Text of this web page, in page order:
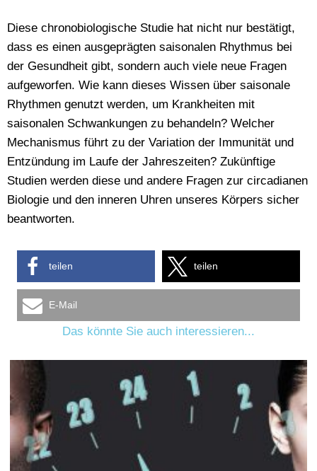
Diese chronobiologische Studie hat nicht nur bestätigt,
dass es einen ausgeprägten saisonalen Rhythmus bei
der Gesundheit gibt, sondern auch viele neue Fragen
aufgeworfen. Wie kann dieses Wissen über saisonale
Rhythmen genutzt werden, um Krankheiten mit
saisonalen Schwankungen zu behandeln? Welcher
Mechanismus führt zu der Variation der Immunität und
Entzündung im Laufe der Jahreszeiten? Zukünftige
Studien werden diese und andere Fragen zur circadianen
Biologie und den inneren Uhren unseres Körpers sicher
beantworten.
teilen teilen
E-Mail
Das könnte Sie auch interessieren...